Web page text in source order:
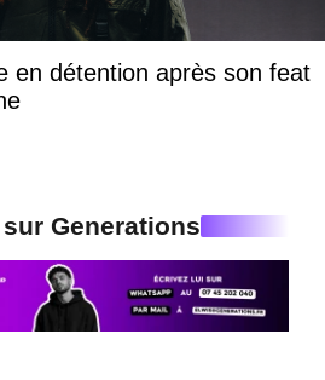
en détention après son feat
Generations